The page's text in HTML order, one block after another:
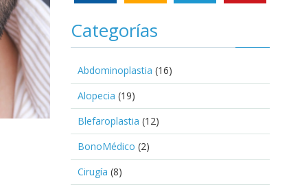
Categorías
Abdominoplastia (16)
Alopecia (19)
Blefaroplastia (12)
BonoMédico (2)
Cirugía (8)